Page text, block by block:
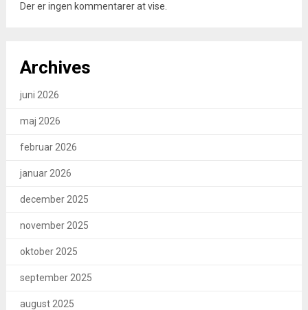
Der er ingen kommentarer at vise.
Archives
juni 2026
maj 2026
februar 2026
januar 2026
december 2025
november 2025
oktober 2025
september 2025
august 2025